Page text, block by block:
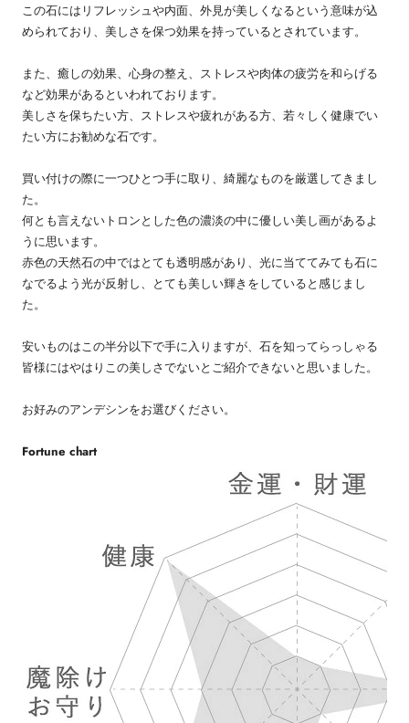
この石にはリフレッシュや内面、外見が美しくなるという意味が込
められており、美しさを保つ効果を持っているとされています。
また、癒しの効果、心身の整え、ストレスや肉体の疲労を和らげる
など効果があるといわれております。
美しさを保ちたい方、ストレスや疲れがある方、若々しく健康でい
たい方にお勧めな石です。
買い付けの際に一つひとつ手に取り、綺麗なものを厳選してきまし
た。
何とも言えないトロンとした色の濃淡の中に優しい美し画があるよ
うに思います。
赤色の天然石の中ではとても透明感があり、光に当ててみても石に
なでるよう光が反射し、とても美しい輝きをしていると感じまし
た。
安いものはこの半分以下で手に入りますが、石を知ってらっしゃる
皆様にはやはりこの美しさでないとご紹介できないと思いました。
お好みのアンデシンをお選びください。
Fortune chart